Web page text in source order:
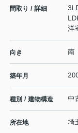
間取り / 詳細
洋
向き 南
築年月
種別 / 建物構造 中
所在地 埼